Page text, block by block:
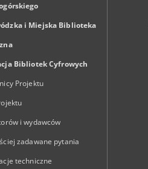
i Miejska Biblioteka
Bibliotek Cyfrowych
Projektu
i wydawców
zadawane pytania
techniczne